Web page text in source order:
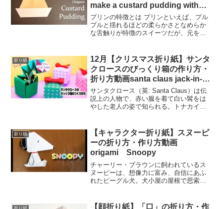
make a custard pudding with
origami.It’s easy to make!
【Sweets】
プリンの特徴とは プリンといえば、プル
プルと揺れるほどの柔らかさとなめらか
な舌触りが特徴のスイーツだが、元を辿
ーツに限らず、肉や小麦粉、米などの食
材に、牛乳や卵、調味...
折り紙
12月【クリスマス折り紙】サンタ
クロースのびっくり箱の作り方・
折り方動画santa claus jack-in-
the-box
サンタクロース（英: Santa Claus）は伝
説上の人物で、赤い服を着て白い髯をは
やした老人の姿で知られる。トナカイの
とされるが、時代や地域によりサンタク
ロース像は...
折り紙
【キャラクター折り紙】スヌーピ
ーの折り方・作り方動画
origami Snoopy
チャーリー・ブラウンに飼われているス
ヌーピーは、想像力に富み、自信にあふ
れたビーグル犬。犬小屋の屋根で思索に
の復讐をたくらんだりと、可愛い犬のイ
折り紙
【顔折り紙】「口」の折り方・作